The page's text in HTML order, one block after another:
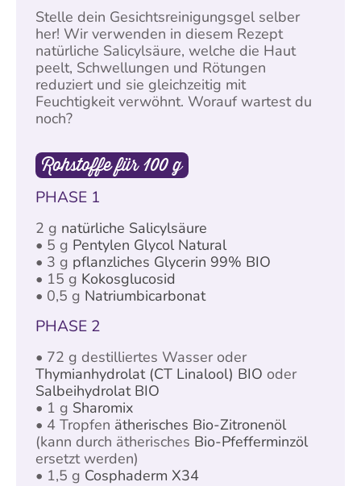
Stelle dein Gesichtsreinigungsgel selber
her! Wir verwenden in diesem Rezept
natürliche Salicylsäure, welche die Haut
peelt, Schwellungen und Rötungen
reduziert und sie gleichzeitig mit
Feuchtigkeit verwöhnt. Worauf wartest du
noch?
Rohstoffe für 100 g
PHASE 1
2 g natürliche Salicylsäure
• 5 g Pentylen Glycol Natural
• 3 g pflanzliches Glycerin 99% BIO
• 15 g Kokosglucosid
• 0,5 g Natriumbicarbonat
PHASE 2
• 72 g destilliertes Wasser oder
Thymianhydrolat (CT Linalool) BIO oder
Salbeihydrolat BIO
• 1 g Sharomix
• 4 Tropfen ätherisches Bio-Zitronenöl
(kann durch ätherisches Bio-Pfefferminzöl
ersetzt werden)
• 1,5 g Cosphaderm X34